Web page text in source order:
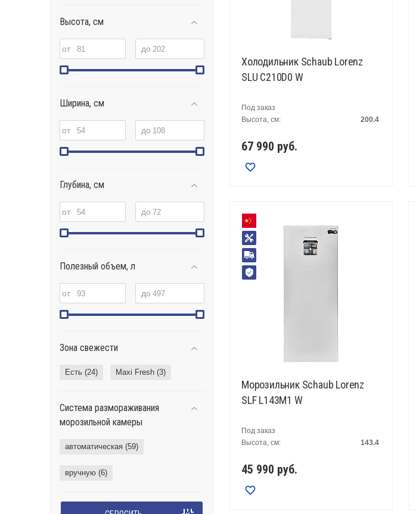
Высота, см
от до
Ширина, см
от до
Глубина, см
от до
Полезный объем, л
от до
Зона свежести
Есть (24) Maxi Fresh (3)
Система размораживания
морозильной камеры
автоматическая (59)
вручную (6)
Холодильник Schaub Lorenz
SLU C210D0 W
Под заказ
Высота, см:
200.4
67 990 руб.
Морозильник Schaub Lorenz
SLF L143M1 W
Под заказ
Высота, см:
143.4
45 990 руб.